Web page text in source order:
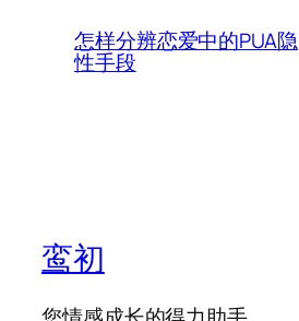
怎样分辨恋爱中的PUA隐
性手段
鸾初